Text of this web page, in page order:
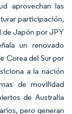
aprovechan las
participación,
de Japón por JPY
un renovado
Corea del Sur por
a la nación
de movilidad
de Australia
pero generan